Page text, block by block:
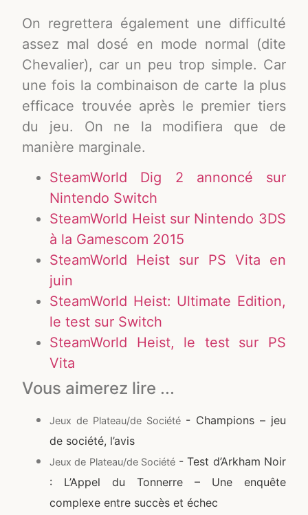
On regrettera également une difficulté
assez mal dosé en mode normal (dite
Chevalier), car un peu trop simple. Car
une fois la combinaison de carte la plus
efficace trouvée après le premier tiers
du jeu. On ne la modifiera que de
manière marginale.
SteamWorld Dig 2 annoncé sur
Nintendo Switch
SteamWorld Heist sur Nintendo 3DS
à la Gamescom 2015
SteamWorld Heist sur PS Vita en
juin
SteamWorld Heist: Ultimate Edition,
le test sur Switch
SteamWorld Heist, le test sur PS
Vita
Vous aimerez lire ...
Jeux de Plateau/de Société- Champions – jeu
de société, l’avis
Jeux de Plateau/de Société- Test d’Arkham Noir
: L’Appel du Tonnerre – Une enquête
complexe entre succès et échec